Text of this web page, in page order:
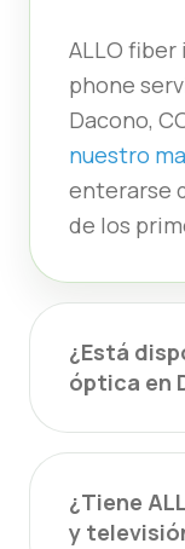
ALLO
phone
Dacono,
nuestro
enterarse
de los
¿Está
óptica en
¿Tiene
y